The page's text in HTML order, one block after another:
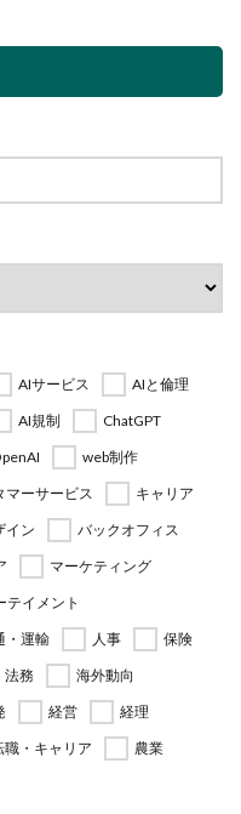
AIサービス
AIと倫理
AI規制
ChatGPT
web制作
マーサービス
キャリア
イン
バックオフィス
マーケティング
テイメント
・運輸 人事
保険
法務
海外動向
経営
経理
職・キャリア
農業